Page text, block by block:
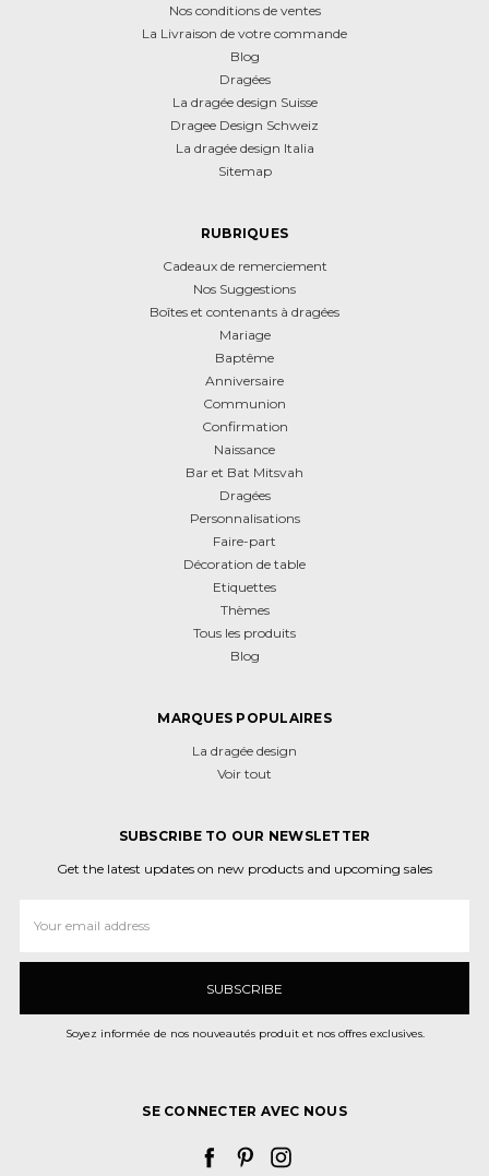
Nos conditions de ventes
La Livraison de votre commande
Blog
Dragées
La dragée design Suisse
Dragee Design Schweiz
La dragée design Italia
Sitemap
RUBRIQUES
Cadeaux de remerciement
Nos Suggestions
Boîtes et contenants à dragées
Mariage
Baptême
Anniversaire
Communion
Confirmation
Naissance
Bar et Bat Mitsvah
Dragées
Personnalisations
Faire-part
Décoration de table
Etiquettes
Thèmes
Tous les produits
Blog
MARQUES POPULAIRES
La dragée design
Voir tout
SUBSCRIBE TO OUR NEWSLETTER
Get the latest updates on new products and upcoming sales
Soyez informée de nos nouveautés produit et nos offres exclusives.
SE CONNECTER AVEC NOUS